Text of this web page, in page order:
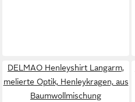
DELMAO Henleyshirt Langarm,
melierte Optik, Henleykragen, aus
Baumwollmischung